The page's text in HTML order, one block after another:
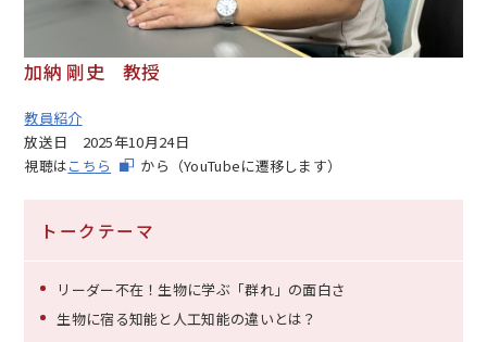
加納 剛史 教授
教員紹介
放送日 2025年10月24日
視聴はこちら から（YouTubeに遷移します）
トークテーマ
リーダー不在！生物に学ぶ「群れ」の面白さ
生物に宿る知能と人工知能の違いとは？